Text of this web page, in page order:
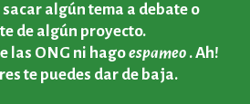
algún tema a debate o
de algún proyecto.
las ONG ni hagoespameo . Ah!
te puedes dar de baja.